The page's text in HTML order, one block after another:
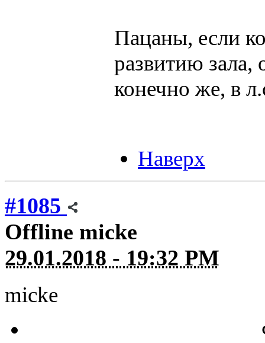
Пацаны, если
развитию зала,
конечно же, в
Наверх
#1085
Offline micke
29.01.2018 - 19:32 PM
micke